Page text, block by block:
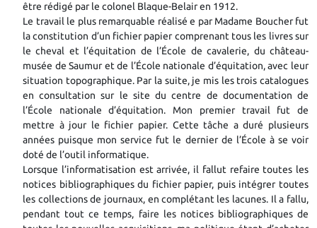
être rédigé par le colonel Blaque-Belair en 1912.
Le travail le plus remarquable réalisé e par Madame Boucher fut
la constitution d’un fichier papier comprenant tous les livres sur
le cheval et l’équitation de l’École de cavalerie, du château-
musée de Saumur et de l’École nationale d’équitation, avec leur
situation topographique. Par la suite, je mis les trois catalogues
en consultation sur le site du centre de documentation de
l’École nationale d’équitation. Mon premier travail fut de
mettre à jour le fichier papier. Cette tâche a duré plusieurs
années puisque mon service fut le dernier de l’École à se voir
doté de l’outil informatique.
Lorsque l’informatisation est arrivée, il fallut refaire toutes les
notices bibliographiques du fichier papier, puis intégrer toutes
les collections de journaux, en complétant les lacunes. Il a fallu,
pendant tout ce temps, faire les notices bibliographiques de